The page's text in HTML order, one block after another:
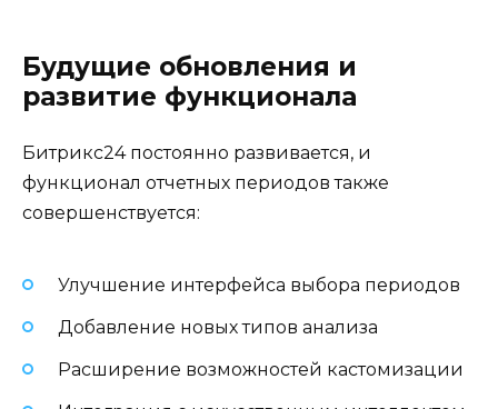
Будущие обновления и
развитие функционала
Битрикс24 постоянно развивается, и
функционал отчетных периодов также
совершенствуется:
Улучшение интерфейса выбора периодов
Добавление новых типов анализа
Расширение возможностей кастомизации